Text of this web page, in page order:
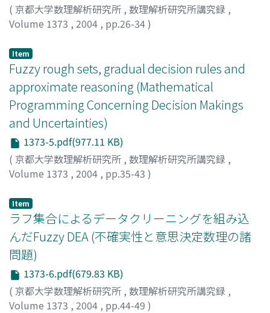
( 京都大学数理解析研究所 , 数理解析研究所講究録 ,
Volume 1373 , 2004 , pp.26-34)
Item
Fuzzy rough sets, gradual decision rules and
approximate reasoning (Mathematical
Programming Concerning Decision Makings
and Uncertainties)
1373-5.pdf(977.11 KB)
( 京都大学数理解析研究所 , 数理解析研究所講究録 ,
Volume 1373 , 2004 , pp.35-43 )
Roman
Item
ラフ集合によるデータクリーニングを組み込
んだFuzzy DEA (不確実性と意思決定数理の諸
問題)
1373-6.pdf(679.83 KB)
( 京都大学数理解析研究所 , 数理解析研究所講究録 ,
Volume 1373 , 2004 , pp.44-49 )